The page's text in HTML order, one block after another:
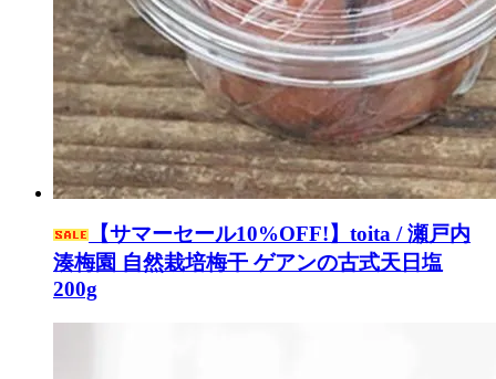
【サマーセール10%OFF!】toita / 瀬戸内
湊梅園 自然栽培梅干 ゲアンの古式天日塩
200g